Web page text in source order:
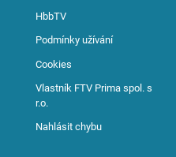
HbbTV
Podmínky užívání
Cookies
Vlastník FTV Prima spol. s
r.o.
Nahlásit chybu